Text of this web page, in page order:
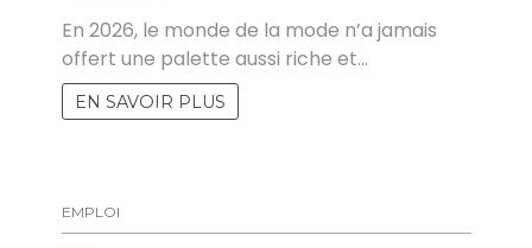
En 2026, le monde de la mode n’a jamais
offert une palette aussi riche et…
EN SAVOIR PLUS
EMPLOI